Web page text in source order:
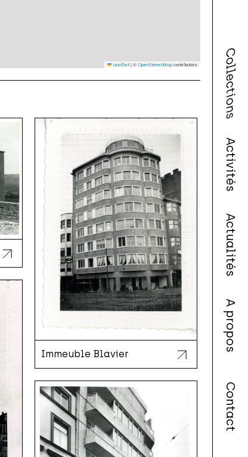
Collections
Activités
Actualités
A propos
Contact
Leaflet |© OpenStreetMap contributors
Immeuble Blavier